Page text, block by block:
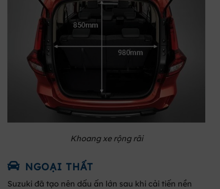
Khoang xe rộng rãi
NGOẠI THẤT
Suzuki đã tạo nên dấu ấn lớn sau khi cải tiến nền